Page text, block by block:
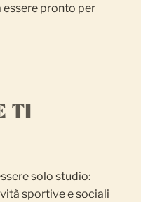
essere pronto per
TI
solo studio:
sportive e sociali